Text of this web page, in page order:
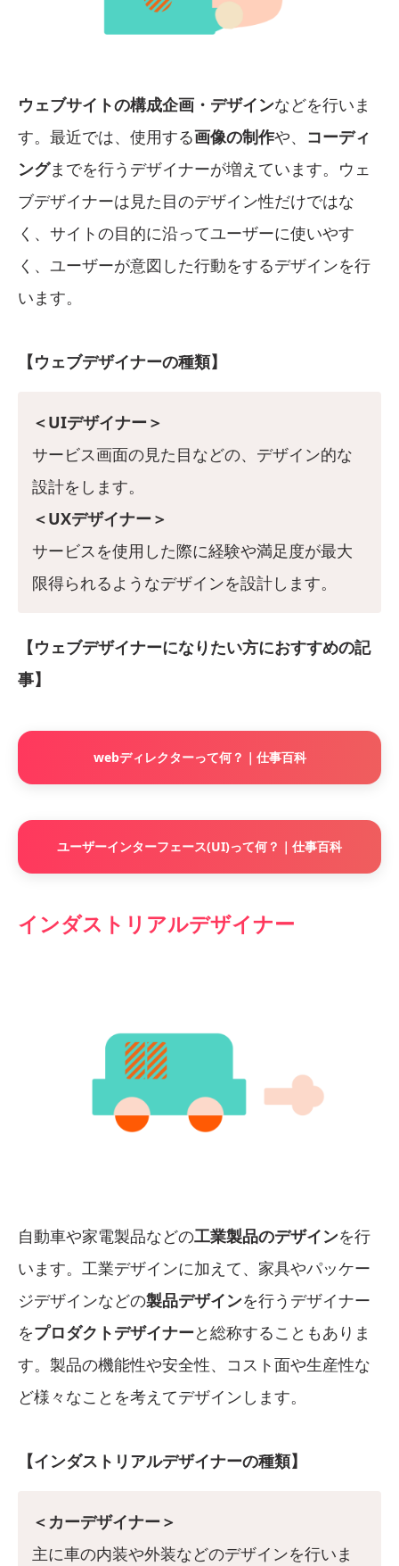
ウェブサイトの構成企画・デザインなどを行いま
す。最近では、使用する画像の制作や、 コーディ
ングまでを行うデザイナーが増えています。ウェ
ブデザイナーは見た目のデザイン性だけではな
く、サイトの目的に沿ってユーザーに使いやす
く、ユーザーが意図した行動をするデザインを行
います。
【ウェブデザイナーの種類】
＜UIデザイナー＞
サービス画面の見た目などの、デザイン的な
設計をします。
＜UXデザイナー＞
サービスを使用した際に経験や満足度が最大
限得られるようなデザインを設計します。
【ウェブデザイナーになりたい方におすすめの記
事】
webディレクターって何？｜仕事百科
ユーザーインターフェース(UI)って何？｜仕事百科
インダストリアルデザイナー
自動車や家電製品などの工業製品のデザインを行
います。工業デザインに加えて、家具やパッケー
ジデザインなどの製品デザインを行うデザイナー
をプロダクトデザイナーと総称することもありま
す。製品の機能性や安全性、コスト面や生産性な
ど様々なことを考えてデザインします。
【インダストリアルデザイナーの種類】
＜カーデザイナー＞
主に車の内装や外装などのデザインを行いま